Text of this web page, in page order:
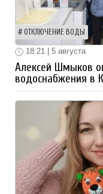
ОТКЛЮЧЕНИЕ ВОДЫ
18:21 | 5 августа
Алексей Шмыков
водоснабжения в